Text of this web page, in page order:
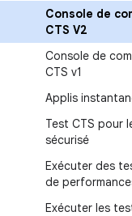
Console de
CTS V2
Console de
CTS v1
Applis
Test CTS pour
sécurisé
Exécuter des
de
Exécuter les